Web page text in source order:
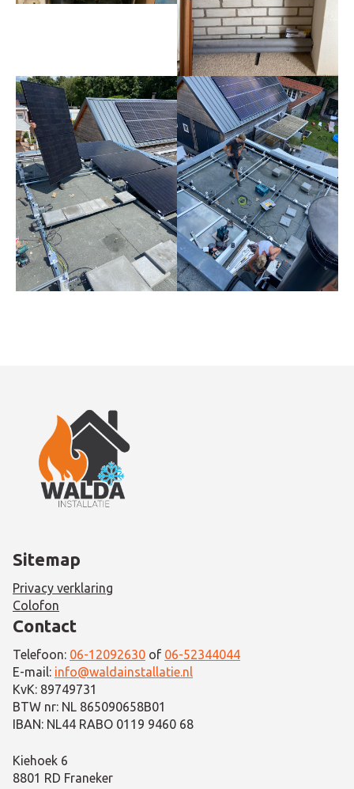
Sitemap
Privacy verklaring
Colofon
Contact
Telefoon: 06-12092630 of 06-52344044
E-mail: info@waldainstallatie.nl
KvK: 89749731
BTW nr: NL 865090658B01
IBAN: NL44 RABO 0119 9460 68
Kiehoek 6
8801 RD Franeker